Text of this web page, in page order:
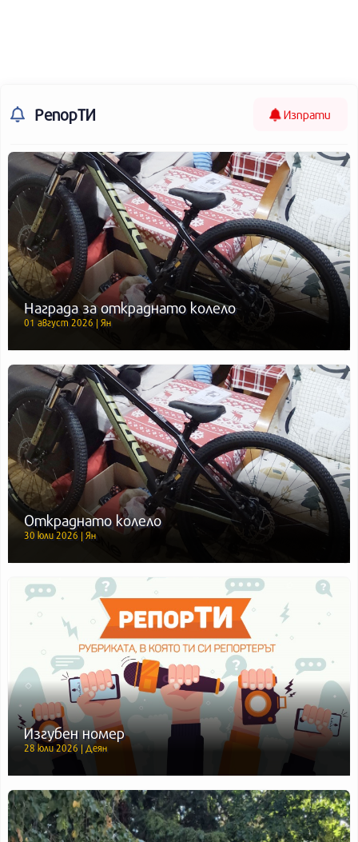
РепорТИ Изпрати
Награда за откраднато колело
01 август 2026 | Ян
Откраднато колело
30 юли 2026 | Ян
Изгубен номер
28 юли 2026 | Деян